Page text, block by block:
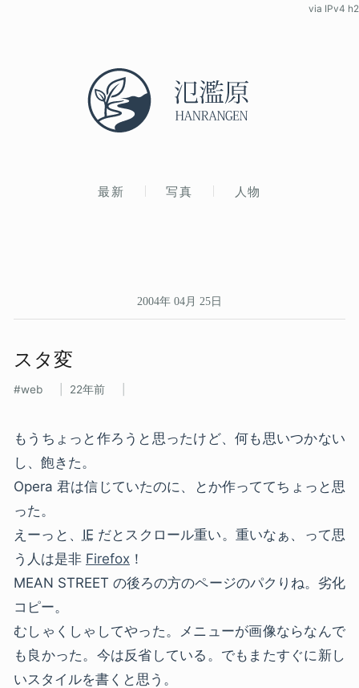
最新 写真 人物
via IPv4 h2
2004年 04月 25日
スタ変
web 22年前
もうちょっと作ろうと思ったけど、何も思いつかない
し、飽きた。
Opera 君は信じていたのに、とか作っててちょっと思
った。
えーっと、 IE だとスクロール重い。重いなぁ、って思
う人は是非 Firefox ！
MEAN STREET の後ろの方のページのパクりね。劣化
コピー。
むしゃくしゃしてやった。メニューが画像ならなんで
も良かった。今は反省している。でもまたすぐに新し
いスタイルを書くと思う。